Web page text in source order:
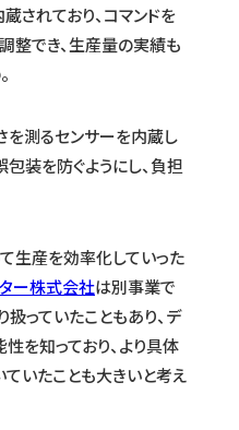
されており、コマンドを
整でき、生産量の実績も
測るセンサーを内蔵し
装を防ぐようにし、負担
生産を効率化していった
ー株式会社は別事業で
っていたこともあり、デ
を知っており、より具体
いたことも大きいと考え